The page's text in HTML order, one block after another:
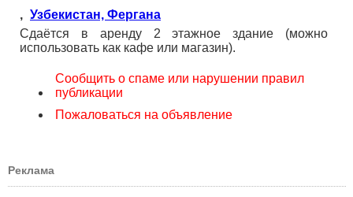
, Узбекистан, Фергана
Сдаётся в аренду 2 этажное здание (можно
использовать как кафе или магазин).
Сообщить о спаме или нарушении правил
публикации
Пожаловаться на объявление
Реклама